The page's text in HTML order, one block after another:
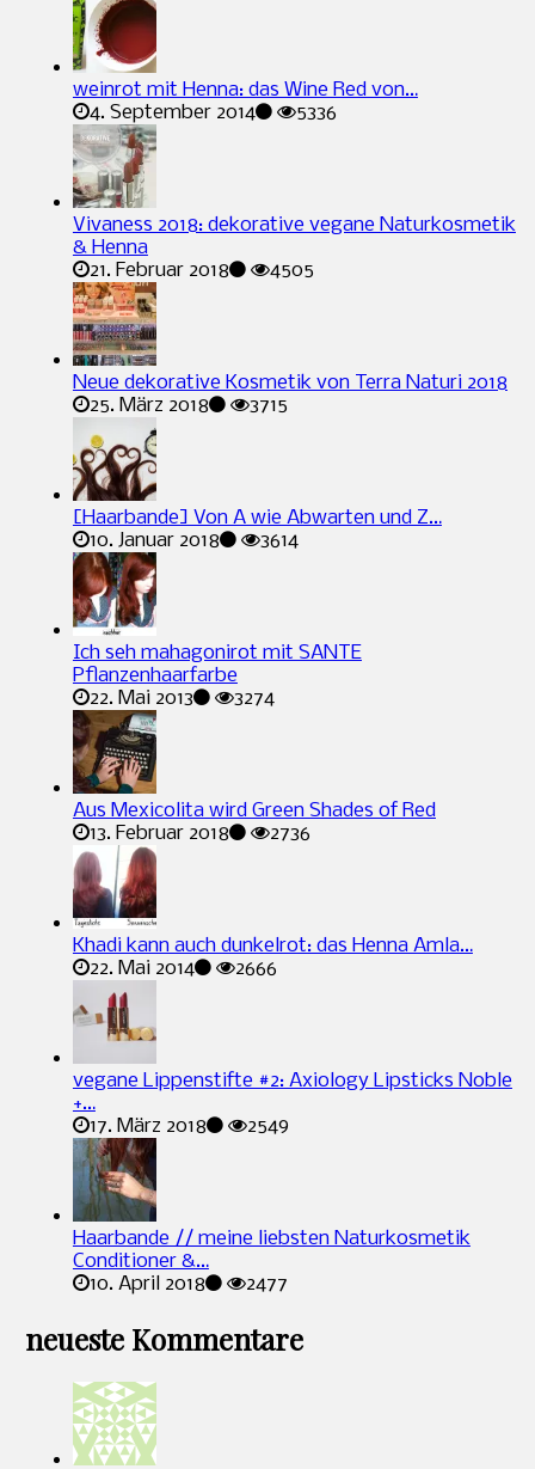
weinrot mit Henna: das Wine Red von…
4. September 2014
5336
Vivaness 2018: dekorative vegane Naturkosmetik
& Henna
21. Februar 2018
4505
Neue dekorative Kosmetik von Terra Naturi 2018
25. März 2018
3715
[Haarbande] Von A wie Abwarten und Z…
10. Januar 2018
3614
Ich seh mahagonirot mit SANTE
Pflanzenhaarfarbe
22. Mai 2013
3274
Aus Mexicolita wird Green Shades of Red
13. Februar 2018
2736
Khadi kann auch dunkelrot: das Henna Amla…
22. Mai 2014
2666
vegane Lippenstifte #2: Axiology Lipsticks Noble
+…
17. März 2018
2549
Haarbande // meine liebsten Naturkosmetik
Conditioner &…
10. April 2018
2477
neueste Kommentare